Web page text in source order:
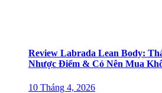
Review Labrada Lean Body:
Nhược Điểm & Có Nên Mua
10 Tháng 4, 2026